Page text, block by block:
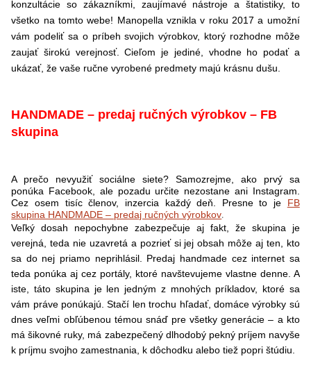
konzultácie so zákazníkmi, zaujímavé nástroje a štatistiky, to
všetko na tomto webe! Manopella vznikla v roku 2017 a umožní
vám podeliť sa o príbeh svojich výrobkov, ktorý rozhodne môže
zaujať širokú verejnosť. Cieľom je jediné, vhodne ho podať a
ukázať, že vaše ručne vyrobené predmety majú krásnu dušu.
HANDMADE – predaj ručných výrobkov – FB
skupina
A prečo nevyužiť sociálne siete? Samozrejme, ako prvý sa
ponúka Facebook, ale pozadu určite nezostane ani Instagram.
Cez osem tisíc členov, inzercia každý deň. Presne to je FB
skupina HANDMADE – predaj ručných výrobkov.
Veľký dosah nepochybne zabezpečuje aj fakt, že skupina je
verejná, teda nie uzavretá a pozrieť si jej obsah môže aj ten, kto
sa do nej priamo neprihlásil. Predaj handmade cez internet sa
teda ponúka aj cez portály, ktoré navštevujeme vlastne denne. A
iste, táto skupina je len jedným z mnohých príkladov, ktoré sa
vám práve ponúkajú. Stačí len trochu hľadať, domáce výrobky sú
dnes veľmi obľúbenou témou snáď pre všetky generácie – a kto
má šikovné ruky, má zabezpečený dlhodobý pekný príjem navyše
k príjmu svojho zamestnania, k dôchodku alebo tiež popri štúdiu.